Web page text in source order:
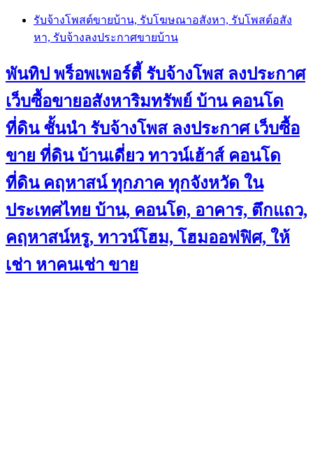
Skip
content
รับจ้างโพสต์ขายบ้าน, รับโฆษณาอสังหา, รับโพสต์อสัง
หา, รับจ้างลงประกาศขายบ้าน
พันทิป พร็อพเพอร์ตี้ รับจ้างโพส ลงประกาศ
เว็บซื้อขายอสังหาริมทรัพย์ บ้าน คอนโด
ที่ดิน ชั้นนำ รับจ้างโพส ลงประกาศ เว็บซื้อ
ขาย ที่ดิน บ้านเดี่ยว ทาวน์เฮ้าส์ คอนโด
ที่ดิน คฤหาสน์ ทุกภาค ทุกจังหวัด ใน
ประเทศไทย บ้าน, คอนโด, อาคาร, ตึกแถว,
คฤหาสน์หรู, ทาวน์โฮม, โฮมออฟฟิศ, ให้
เช่า หาคนเช่า ขาย